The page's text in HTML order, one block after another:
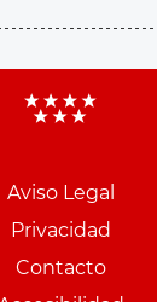
Aviso Legal
Privacidad
Contacto